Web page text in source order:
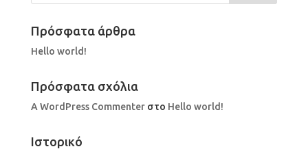
Πρόσφατα άρθρα
Hello world!
Πρόσφατα σχόλια
A WordPress Commenterστο Hello world!
Ιστορικό